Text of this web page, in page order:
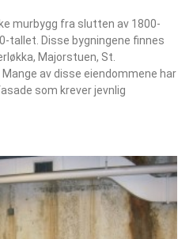
murbygg fra slutten av 1800-
tallet. Disse bygningene finnes
Majorstuen, St.
av disse eiendommene har
som krever jevnlig